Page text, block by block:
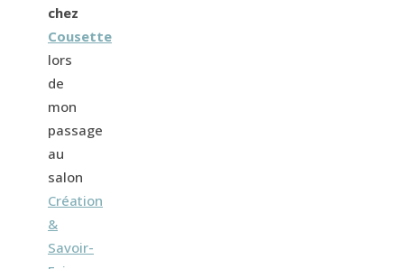
chez
Cousette
lors
de
mon
passage
au
salon
Création
&
Savoir-